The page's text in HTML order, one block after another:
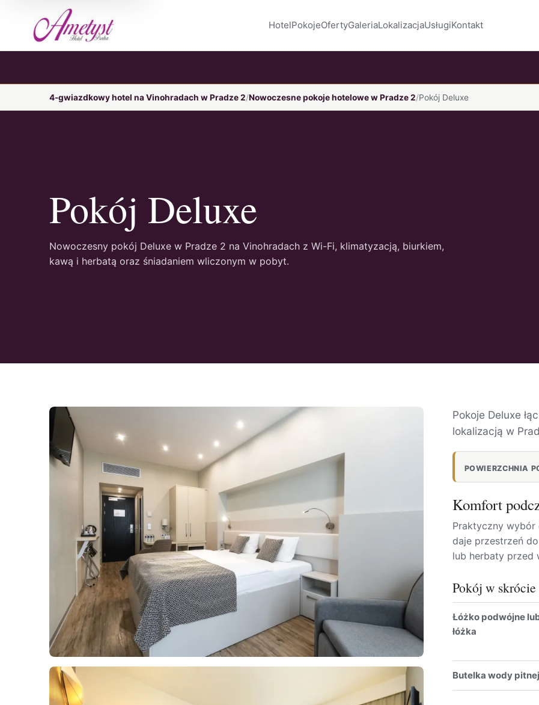
HotelPokojeOfertyGaleriaLokalizacjaUsługiKontakt
4-gwiazdkowy hotel na Vinohradach w Pradze 2 Nowoczesne pokoje hotelowe w Pradze 2 Pokój Deluxe
Pokój Deluxe
Nowoczesny pokój Deluxe w Pradze 2 na Vinohradach z Wi-Fi, klimatyzacją, biurkiem,
kawą i herbatą oraz śniadaniem wliczonym w pobyt.
Pokoje Deluxe
lokalizacją w
POWIERZCHNIA
Komfort
Praktyczny wybór
daje przestrzeń
lub herbaty przed
Pokój w skrócie
Łóżko podwójne
łóżka
Butelka wody